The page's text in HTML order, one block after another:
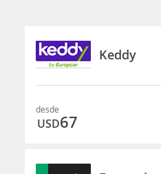
Keddy
desde
USD67